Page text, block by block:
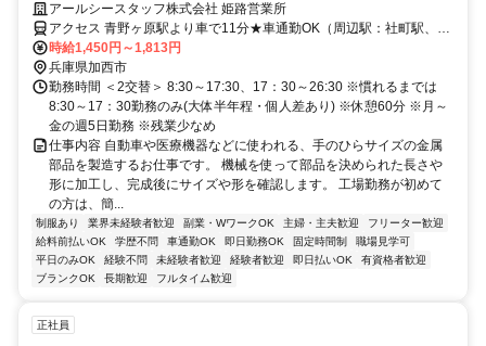
少なめ・土日祝休みで働きやすさバツグン☆即日勤務OK
アールシースタッフ株式会社 姫路営業所
アクセス 青野ヶ原駅より車で11分★車通勤OK（周辺駅：社町駅、田
原駅、法華口駅）
時給1,450円～1,813円
兵庫県加西市
勤務時間 ＜2交替＞ 8:30～17:30、17：30～26:30 ※慣れるまでは
8:30～17：30勤務のみ(大体半年程・個人差あり) ※休憩60分 ※月～
金の週5日勤務 ※残業少なめ
仕事内容 自動車や医療機器などに使われる、手のひらサイズの金属
部品を製造するお仕事です。 機械を使って部品を決められた長さや
形に加工し、完成後にサイズや形を確認します。 工場勤務が初めて
の方は、簡...
制服あり 業界未経験者歓迎 副業・WワークOK 主婦・主夫歓迎
フリーター歓迎
給料前払いOK
学歴不問 車通勤OK 即日勤務OK 固定時間制
職場見学可
平日のみOK
経験不問 未経験者歓迎 経験者歓迎 即日払いOK
有資格者歓迎
ブランクOK
長期歓迎 フルタイム歓迎
正社員